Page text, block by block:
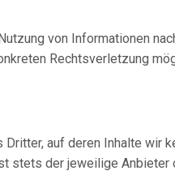
von Informationen
Rechtsverletzung
auf deren Inhalte wir
stets der jeweilige